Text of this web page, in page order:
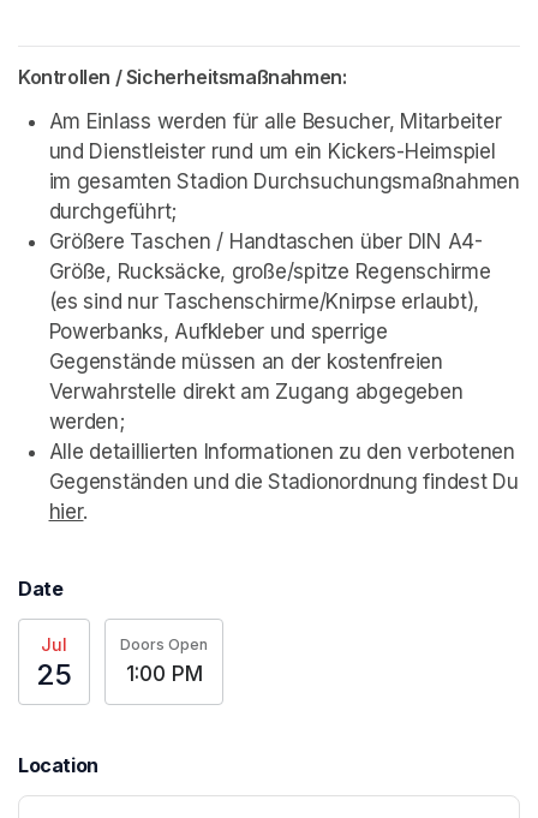
Kontrollen / Sicherheitsmaßnahmen:
Am Einlass werden für alle Besucher, Mitarbeiter
und Dienstleister rund um ein Kickers-Heimspiel
im gesamten Stadion Durchsuchungsmaßnahmen
durchgeführt;
Größere Taschen / Handtaschen über DIN A4-
Größe, Rucksäcke, große/spitze Regenschirme
(es sind nur Taschenschirme/Knirpse erlaubt),
Powerbanks, Aufkleber und sperrige
Gegenstände müssen an der kostenfreien
Verwahrstelle direkt am Zugang abgegeben
werden(opens in a new tab)
;
Alle detaillierten Informationen zu den verbotenen
hier(opens in a new tab)
.
Date
Jul
25
Doors Open
1:00 PM
Location